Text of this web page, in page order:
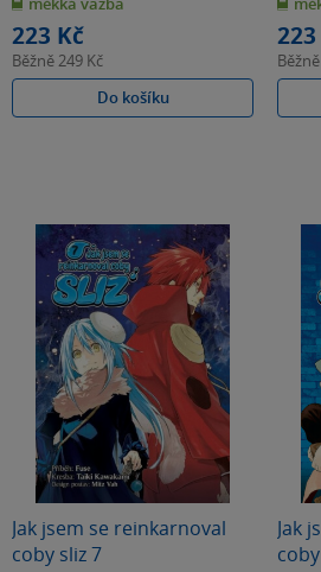
hvězdiček
223 Kč
Běžně249 Kč
Do košíku
Běžně
Jak jsem se reinkarnoval
coby sliz 7
Jak